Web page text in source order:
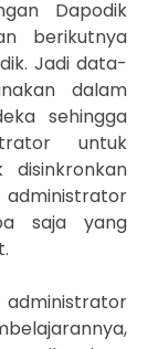
Dapodik
berikutnya
Jadi data-
dalam
sehingga
untuk
saja yang